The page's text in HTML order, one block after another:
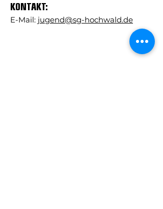
KONTAKT:
E-Mail: jugend@sg-hochwald.de